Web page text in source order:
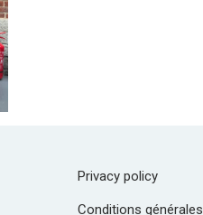
Privacy policy
Conditions générales